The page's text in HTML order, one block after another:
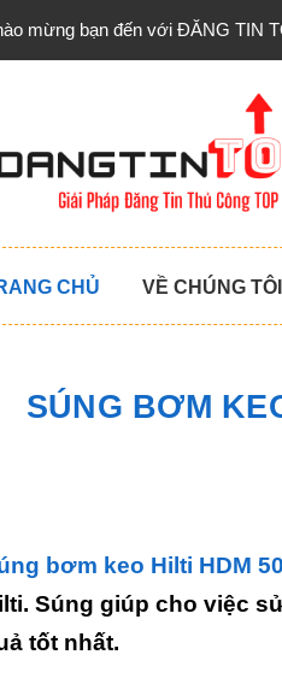
mừng bạn đến với ĐĂNG TIN
CHỦ VỀ CHÚNG TÔI
SÚNG BƠM
bơm keo Hilti HDM
Súng giúp cho việc
tốt nhất.